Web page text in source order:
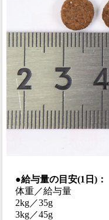
●給与量の目安(1日)：
体重／給与量
2kg／35g
3kg／45g